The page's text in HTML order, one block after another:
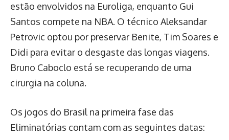
estão envolvidos na Euroliga, enquanto Gui
Santos compete na NBA. O técnico Aleksandar
Petrovic optou por preservar Benite, Tim Soares e
Didi para evitar o desgaste das longas viagens.
Bruno Caboclo está se recuperando de uma
cirurgia na coluna.
Os jogos do Brasil na primeira fase das
Eliminatórias contam com as seguintes datas: